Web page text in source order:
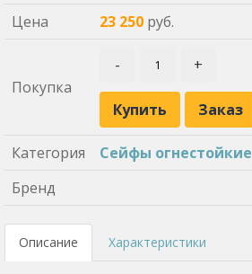
Цена 23 250 руб.
Покупка
- +
Купить Заказ
Категория
Сейфы огнестойкие
Бренд
Описание Характеристики